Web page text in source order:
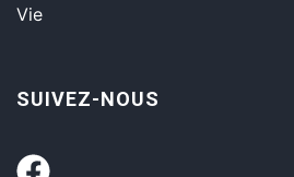
Vie
SUIVEZ-NOUS